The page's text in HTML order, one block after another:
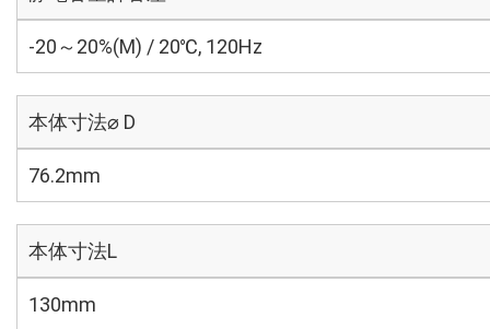
-20～20%(M) / 20℃, 120Hz
本体寸法⌀ D
76.2mm
本体寸法L
130mm